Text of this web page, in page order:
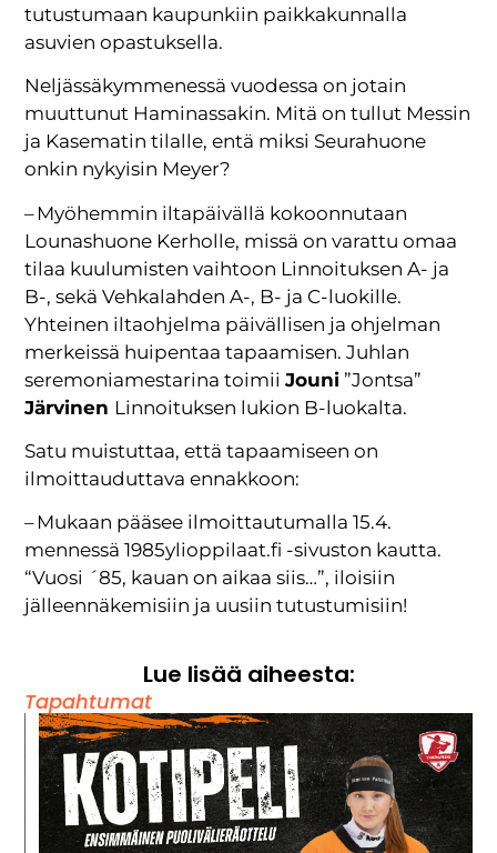
tutustumaan kaupunkiin paikkakunnalla
asuvien opastuksella.
Neljässäkymmenessä vuodessa on jotain
muuttunut Haminassakin. Mitä on tullut Messin
ja Kasematin tilalle, entä miksi Seurahuone
onkin nykyisin Meyer?
– Myöhemmin iltapäivällä kokoonnutaan
Lounashuone Kerholle, missä on varattu omaa
tilaa kuulumisten vaihtoon Linnoituksen A- ja
B-, sekä Vehkalahden A-, B- ja C-luokille.
Yhteinen iltaohjelma päivällisen ja ohjelman
merkeissä huipentaa tapaamisen. Juhlan
seremoniamestarina toimiiJouni ”Jontsa”
Järvinen Linnoituksen lukion B-luokalta.
Satu muistuttaa, että tapaamiseen on
ilmoittauduttava ennakkoon:
– Mukaan pääsee ilmoittautumalla 15.4.
mennessä 1985ylioppilaat.fi -sivuston kautta.
“Vuosi ´85, kauan on aikaa siis…”, iloisiin
jälleennäkemisiin ja uusiin tutustumisiin!
Lue lisää aiheesta:
Tapahtumat